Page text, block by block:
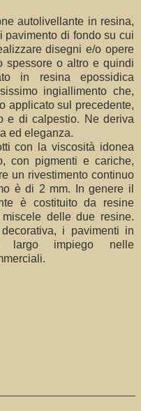
autolivellante in resina,
pavimento di fondo su cui
disegni e/o opere
spessore o altro e quindi
in resina epossidica
ingiallimento che,
applicato sul precedente,
e di calpestio. Ne deriva
ed eleganza.
con la viscosità idonea
con pigmenti e cariche,
un rivestimento continuo
è di 2 mm. In genere il
è costituito da resine
delle due resine.
i pavimenti in
largo impiego nelle